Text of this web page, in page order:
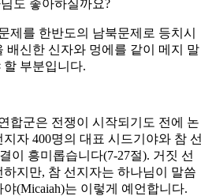
도 좋아하실까요?
제를 한반도의 남북문제로 등치시
배신한 신자와 멍에를 같이 메지 말
부분입니다.
합군은 전쟁이 시작되기도 전에 논
자 400명의 대표 시드기야와 참 선
이 흥미롭습니다(7-27절). 거짓 선
지만, 참 선지자는 하나님이 말씀
(Micaiah)는 이렇게 예언합니다.